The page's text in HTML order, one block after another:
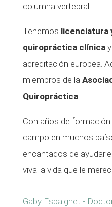
columna vertebral.
Tenemos licenciatura
quiropráctica clínicay
acreditación europea.
miembros de la
Quiropráctica.
Con años de
campo en muchos
encantados de
viva la vida que le
Gaby Espaignet -